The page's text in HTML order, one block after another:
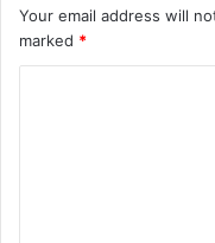
Your email address will
marked *